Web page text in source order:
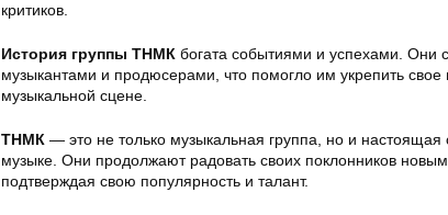
критиков.
История группы ТНМК богата событиями и успехами. Они
музыкантами и продюсерами, что помогло им укрепить
музыкальной сцене.
ТНМК — это не только музыкальная группа, но и
музыке. Они продолжают радовать своих поклонников
подтверждая свою популярность и талант.